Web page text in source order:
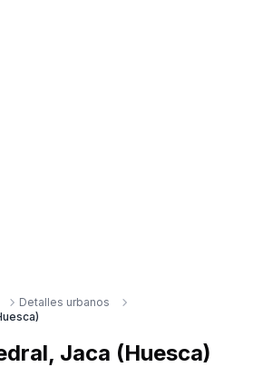
Detalles urbanos
Jaca (Huesca)